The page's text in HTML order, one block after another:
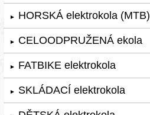
► HORSKÁ elektrokola (MTB)
► CELOODPRUŽENÁ ekola
► FATBIKE elektrokola
► SKLÁDACÍ elektrokola